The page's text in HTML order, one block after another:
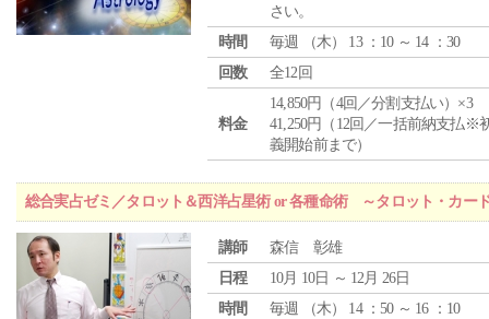
さい。
時間
毎週 （木） 13 ：10 ～ 14 ：30
回数
全12回
料金
14,850円（4回／分割支払い）×3
41,250円（12回／一括前納支払※
義開始前まで）
総合実占ゼミ／タロット＆西洋占星術 or 各種命術 ～タロット・カー
講師
森信 彰雄
日程
10月 10日 ～ 12月 26日
時間
毎週 （木） 14 ：50 ～ 16 ：10